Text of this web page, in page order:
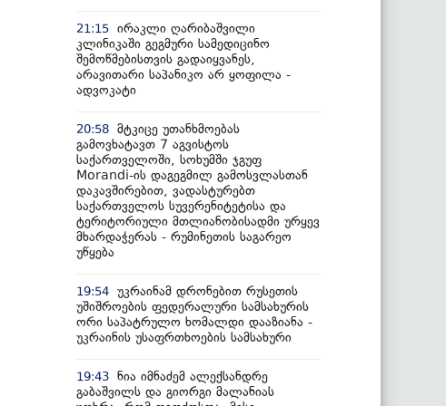
21:15 ირაკლი ღარიბაშვილი
კლინიკაში გეგმური სამედიცინო
შემოწმებისთვის გადაიყვანეს,
არავითარი საპანიკო არ ყოფილა -
ადვოკატი
20:58 მტკიცე უთანხმოებას
გამოვხატავთ 7 აგვისტოს
საქართველოში, სოხუმში ჯგუფ
Morandi-ის დაგეგმილ გამოსვლასთან
დაკავშირებით, ვადასტურებთ
საქართველოს სუვერენიტეტისა და
ტერიტორიული მთლიანობისადმი ურყევ
მხარდაჭერას - რუმინეთის საგარეო
უწყება
19:54 უკრაინამ დრონებით რუსეთის
უშიშროების ფედერალური სამსახურის
ორი საპატრულო ხომალდი დააზიანა -
უკრაინის უსაფრთხოების სამსახური
19:43 ნია იმნაძემ ალექსანდრე
გაბაშვილს და გიორგი მალანიას